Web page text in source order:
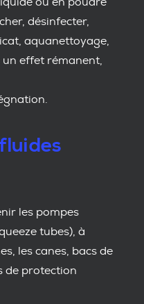
désinfecter,
aquanettoyage,
effet rémanent,
les pompes
tubes), à
les canes, bacs de
de protection